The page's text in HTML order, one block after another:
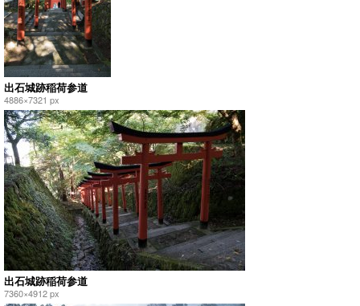
出石城跡稲荷参道
4886×7321 px
出石城跡稲荷参道
7360×4912 px